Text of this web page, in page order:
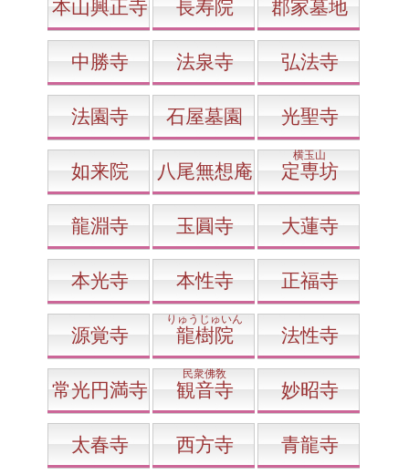
本山興正寺 長寿院 郡家墓地
中勝寺 法泉寺 弘法寺
法園寺 石屋墓園 光聖寺
如来院 八尾無想庵
横玉山
定専坊
龍淵寺 玉圓寺 大蓮寺
本光寺 本性寺 正福寺
源覚寺
りゅうじゅいん
龍樹院 法性寺
常光円満寺
民衆佛敎
観音寺 妙昭寺
太春寺 西方寺 青龍寺